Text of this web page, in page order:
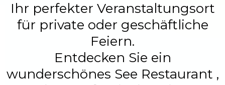
Ihr perfekter Veranstaltungsort
für private oder geschäftliche
Feiern.
Entdecken Sie ein
wunderschönes See Restaurant ,